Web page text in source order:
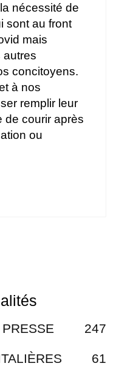
nécessité de
sont au front
mais
autres
concitoyens.
à nos
remplir leur
de courir après
ou
247
61